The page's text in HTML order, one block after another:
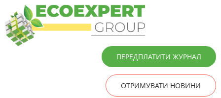
ПЕРЕДПЛАТИТИ ЖУРНАЛ
ОТРИМУВАТИ НОВИНИ